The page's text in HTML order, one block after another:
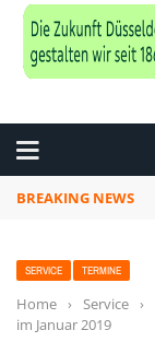
BREAKING NEWS
SERVICE TERMINE
Home › Service ›
im Januar 2019